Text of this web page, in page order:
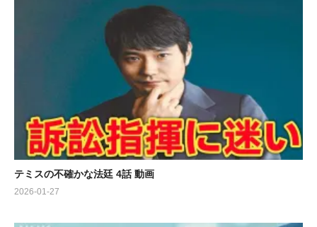
テミスの不確かな法廷 4話 動画
2026-01-27